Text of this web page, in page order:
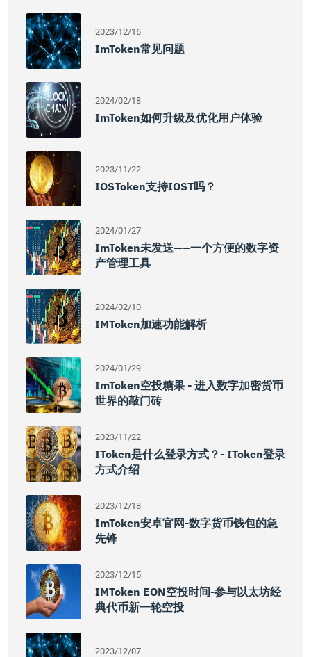
2023/12/16
ImToken常见问题
2024/02/18
ImToken如何升级及优化用户体验
2023/11/22
IOSToken支持IOST吗？
2024/01/27
ImToken未发送——一个方便的数字资
产管理工具
2024/02/10
IMToken加速功能解析
2024/01/29
ImToken空投糖果 - 进入数字加密货币
世界的敲门砖
2023/11/22
IToken是什么登录方式？- IToken登录
方式介绍
2023/12/18
ImToken安卓官网-数字货币钱包的急
先锋
2023/12/15
IMToken EON空投时间-参与以太坊经
典代币新一轮空投
2023/12/07